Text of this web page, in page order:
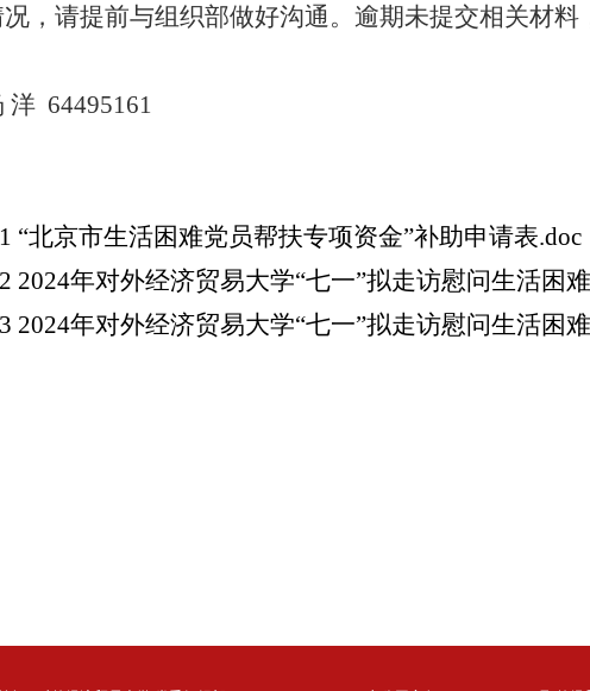
，请提前与组织部做好沟通。逾期未提交相关材料
洋64495161
“北京市生活困难党员帮扶专项资金”补助申请表.doc
2024年对外经济贸易大学“七一”拟走访慰问生活困
2024年对外经济贸易大学“七一”拟走访慰问生活困